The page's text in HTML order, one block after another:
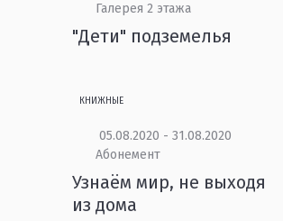
Галерея 2 этажа
"Дети" подземелья
КНИЖНЫЕ
05.08.2020 - 31.08.2020
Абонемент
Узнаём мир, не выходя
из дома